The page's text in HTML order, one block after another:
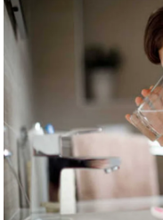
त
ऑ
न्यू
ज
ब्री
फ